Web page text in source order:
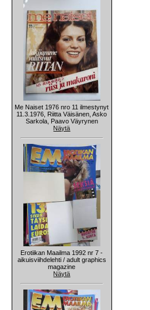
Me Naiset 1976 nro 11 ilmestynyt
11.3.1976, Riitta Väisänen, Asko
Sarkola, Paavo Väyrynen
Näytä
Erotiikan Maailma 1992 nr 7 -
aikuisviihdelehti / adult graphics
magazine
Näytä